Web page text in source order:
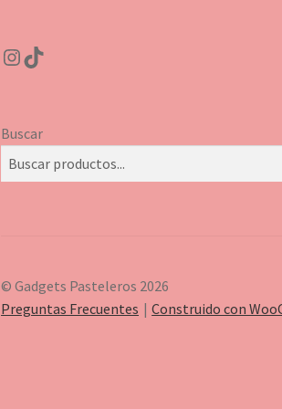
Instagram
TikTok
Buscar
© Gadgets Pasteleros 2026
Preguntas Frecuentes
Construido con